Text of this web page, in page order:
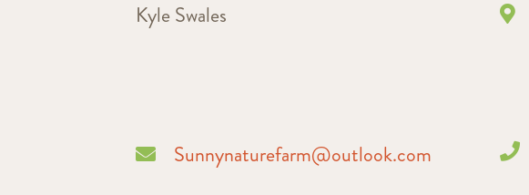
Kyle Swales
Sunnynaturefarm@outlook.com